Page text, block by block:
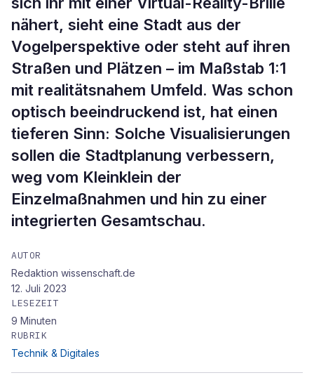
nähert, sieht eine Stadt aus der
Vogelperspektive oder steht auf ihren
Straßen und Plätzen – im Maßstab 1:1
mit realitätsnahem Umfeld. Was schon
optisch beeindruckend ist, hat einen
tieferen Sinn: Solche Visualisierungen
sollen die Stadtplanung verbessern,
weg vom Kleinklein der
Einzelmaßnahmen und hin zu einer
integrierten Gesamtschau.
AUTOR
Redaktion wissenschaft.de
12. Juli 2023
LESEZEIT
9 Minuten
RUBRIK
Technik & Digitales